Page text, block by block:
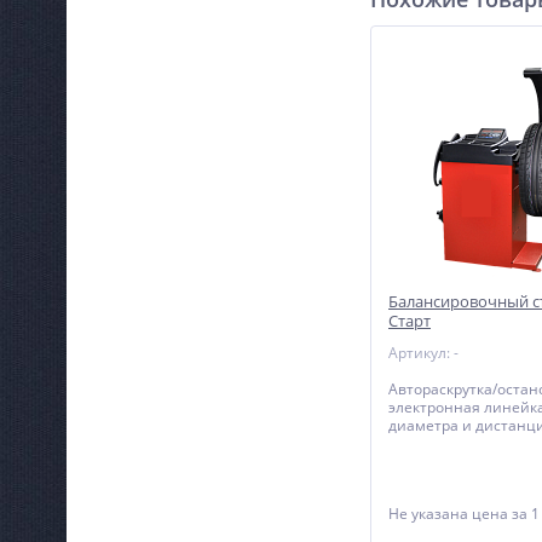
Балансировочный
Старт
Артикул: -
Автораскрутка/
электронная
диаметра и
Не указана цена за 1